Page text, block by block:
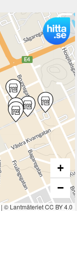
+
−
| © Lantmäteriet CC BY 4.0